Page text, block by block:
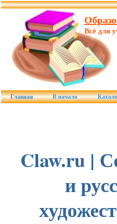
Всё для
Главная В начало
Claw.ru |
и